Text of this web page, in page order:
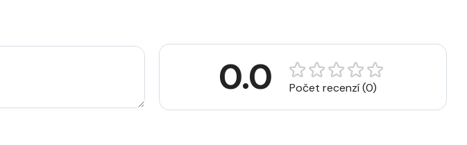
0.0 Počet recenzí (0)